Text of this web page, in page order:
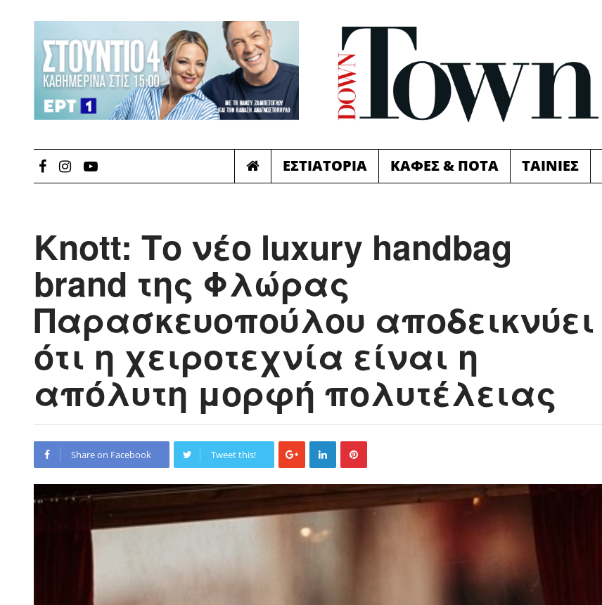
ΕΣΤΙΑΤΟΡΙΑ ΚΑΦΕΣ & ΠΟΤΑ ΤΑΙΝΙΕΣ
Knott: Το νέο luxury handbag
brand της Φλώρας
Παρασκευοπούλου αποδεικνύει
ότι η χειροτεχνία είναι η
απόλυτη μορφή πολυτέλειας
Share on Facebook Tweet this!